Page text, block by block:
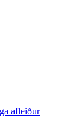
afleiður